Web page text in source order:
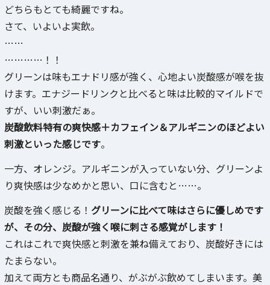
どちらもとても綺麗ですね。
さて、いよいよ実飲。
……
…………！！
グリーンは味もエナドリ感が強く、心地よい炭酸感が喉を抜
けます。エナジードリンクと比べると味は比較的マイルドで
すが、いい刺激だぁ。
炭酸飲料特有の爽快感＋カフェイン＆アルギニンのほどよい
刺激といった感じです。
一方、オレンジ。アルギニンが入っていない分、グリーンよ
り爽快感は少なめかと思い、口に含むと……。
炭酸を強く感じる！ グリーンに比べて味はさらに優しめです
が、その分、炭酸が強く喉に刺さる感覚がします！
これはこれで爽快感と刺激を兼ね備えており、炭酸好きには
たまらない。
加えて両方とも商品名通り、がぶがぶ飲めてしまいます。美